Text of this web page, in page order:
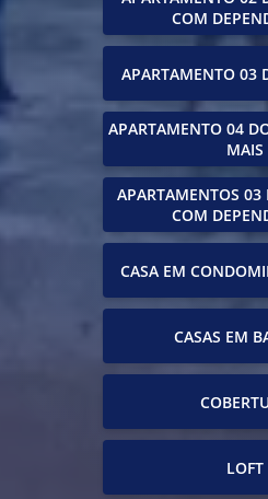
COM
APARTAMENTO 03
APARTAMENTO 04
MAIS
APARTAMENTOS 03
COM
CASA EM
CASAS EM
LOFT